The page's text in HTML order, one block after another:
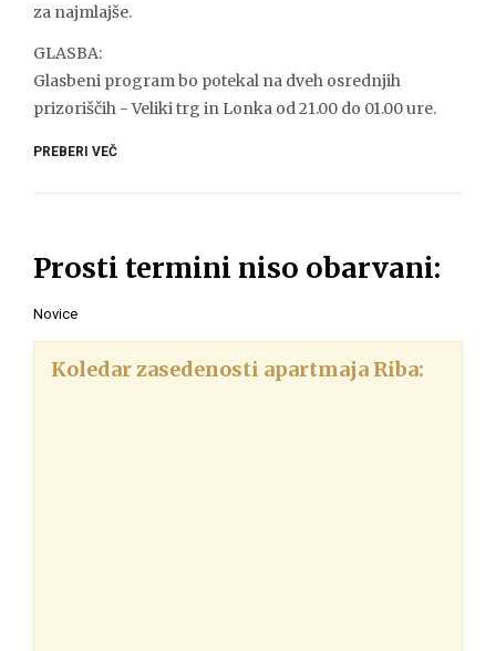
za najmlajše.
GLASBA:
Glasbeni program bo potekal na dveh osrednjih
prizoriščih - Veliki trg in Lonka od 21.00 do 01.00 ure.
PREBERI VEČ
Prosti termini niso obarvani:
Novice
Koledar zasedenosti apartmaja Riba: